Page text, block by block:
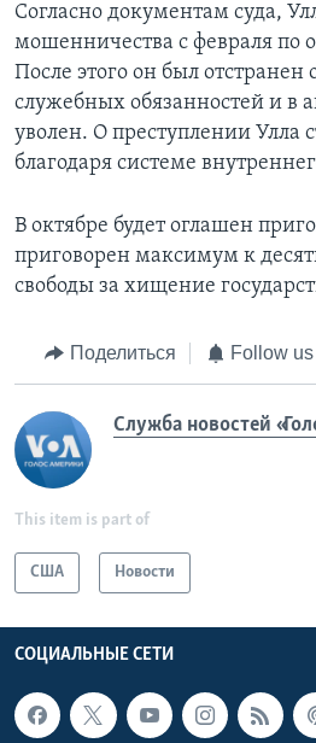
Согласно документам суда,
мошенничества с февраля по
После этого он был отстранен
служебных обязанностей и в
уволен. О преступлении Улла
благодаря системе
В октябре будет оглашен
приговорен максимум к
свободы за хищение
Поделиться Follow us
Служба новостей
This item is part of
США Новости
СОЦИАЛЬНЫЕ СЕТИ